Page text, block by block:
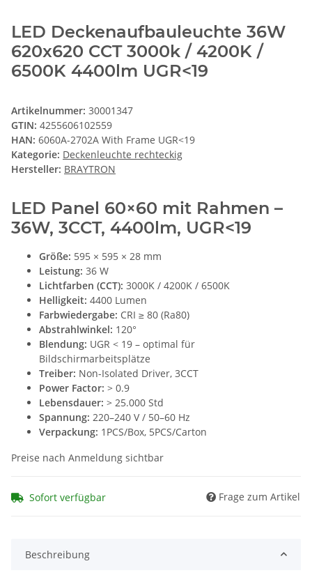
LED Deckenaufbauleuchte 36W
620x620 CCT 3000k / 4200K /
6500K 4400lm UGR<19
Artikelnummer: 30001347
GTIN: 4255606102559
HAN: 6060A-2702A With Frame UGR<19
Kategorie: Deckenleuchte rechteckig
Hersteller: BRAYTRON
LED Panel 60×60 mit Rahmen –
36W, 3CCT, 4400lm, UGR<19
Größe: 595 × 595 × 28 mm
Leistung: 36 W
Lichtfarben (CCT): 3000K / 4200K / 6500K
Helligkeit: 4400 Lumen
Farbwiedergabe: CRI ≥ 80 (Ra80)
Abstrahlwinkel: 120°
Blendung: UGR < 19 – optimal für
Bildschirmarbeitsplätze
Treiber: Non-Isolated Driver, 3CCT
Power Factor: > 0.9
Lebensdauer: > 25.000 Std
Spannung: 220–240 V / 50–60 Hz
Verpackung: 1PCS/Box, 5PCS/Carton
Preise nach Anmeldung sichtbar
Sofort verfügbar Frage zum Artikel
Beschreibung